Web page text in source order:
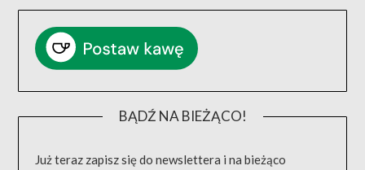
BĄDŹ NA BIEŻĄCO!
Już teraz zapisz się do newslettera i na bieżąco